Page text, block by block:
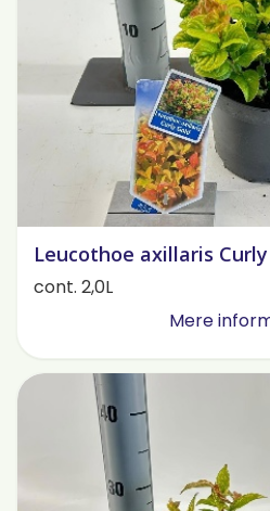
Leucothoe axillaris
cont. 2,0L
Mere